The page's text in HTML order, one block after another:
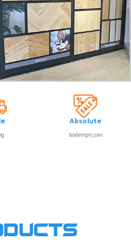
Absolute
bodemprijzen